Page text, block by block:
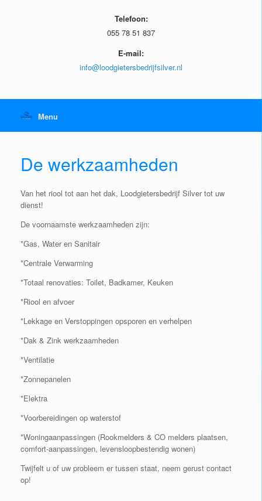
Telefoon:
055 78 51 837
E-mail:
info@loodgietersbedrijfsilver.nl
Menu
De werkzaamheden
Van het riool tot aan het dak, Loodgietersbedrijf Silver tot uw
dienst!
De voornaamste werkzaamheden zijn:
*Gas, Water en Sanitair
*Centrale Verwarming
*Totaal renovaties: Toilet, Badkamer, Keuken
*Riool en afvoer
*Lekkage en Verstoppingen opsporen en verhelpen
*Dak & Zink werkzaamheden
*Ventilatie
*Zonnepanelen
*Elektra
*Voorbereidingen op waterstof
*Woningaanpassingen (Rookmelders & CO melders plaatsen,
comfort-aanpassingen, levensloopbestendig wonen)
Twijfelt u of uw probleem er tussen staat, neem gerust contact
op!